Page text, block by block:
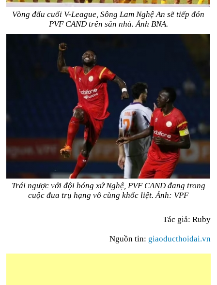
Vòng đấu cuối V-League, Sông Lam Nghệ An sẽ tiếp đón
PVF CAND trên sân nhà. Ảnh BNA.
Trái ngược với đội bóng xứ Nghệ, PVF CAND đang trong
cuộc đua trụ hạng vô cùng khốc liệt. Ảnh: VPF
Tác giả: Ruby
Nguồn tin: giaoducthoidai.vn